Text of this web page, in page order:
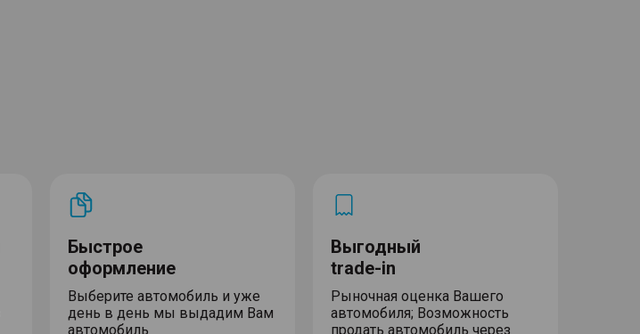
Быстрое
оформление
Выберите автомобиль и уже
день в день мы выдадим Вам
автомобиль
Выгодный
trade-in
Рыночная оценка Вашего
автомобиля; Возможность
продать автомобиль через